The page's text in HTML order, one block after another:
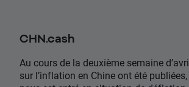
CHN.cash
Au cours de la deuxième semaine
sur l’inflation en Chine ont été